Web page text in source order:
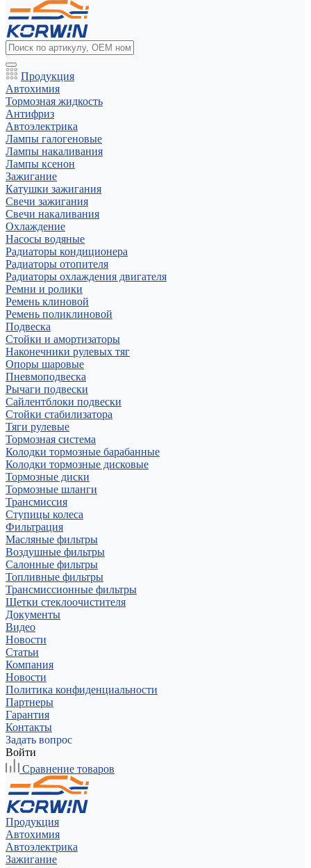
Продукция
Автохимия
Тормозная жидкость
Антифриз
Автоэлектрика
Лампы галогеновые
Лампы накаливания
Лампы ксенон
Зажигание
Катушки зажигания
Свечи зажигания
Свечи накаливания
Охлаждение
Насосы водяные
Радиаторы кондиционера
Радиаторы отопителя
Радиаторы охлаждения двигателя
Ремни и ролики
Ремень клиновой
Ремень поликлиновой
Подвеска
Стойки и амортизаторы
Наконечники рулевых тяг
Опоры шаровые
Пневмоподвеска
Рычаги подвески
Сайлентблоки подвески
Стойки стабилизатора
Тяги рулевые
Тормозная система
Колодки тормозные барабанные
Колодки тормозные дисковые
Тормозные диски
Тормозные шланги
Трансмиссия
Ступицы колеса
Фильтрация
Масляные фильтры
Воздушные фильтры
Салонные фильтры
Топливные фильтры
Трансмиссионные фильтры
Щетки стеклоочистителя
Документы
Видео
Новости
Статьи
Компания
Новости
Политика конфиденциальности
Партнеры
Гарантия
Контакты
Задать вопрос
Войти
Сравнение товаров
Продукция
Автохимия
Автоэлектрика
Зажигание